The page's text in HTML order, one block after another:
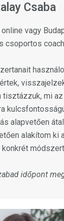
Csaba
vagy
csoportos
mi az
alapvetően
alakítom ki
konkrét
időpont